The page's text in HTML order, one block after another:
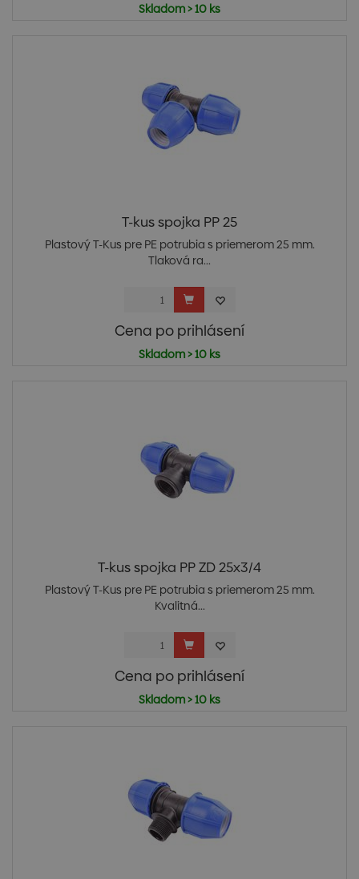
Skladom > 10 ks
T-kus spojka PP 25
Plastový T-Kus pre PE potrubia s priemerom 25 mm.
Tlaková ra...
Cena po prihlásení
Skladom > 10 ks
T-kus spojka PP ZD 25x3/4
Plastový T-Kus pre PE potrubia s priemerom 25 mm.
Kvalitná...
Cena po prihlásení
Skladom > 10 ks